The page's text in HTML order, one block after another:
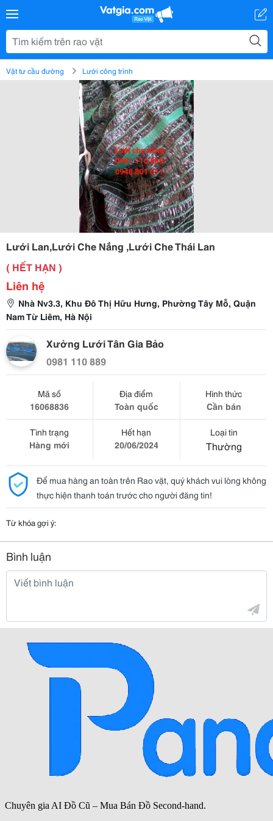
Vật tư cầu đường Lưới công trình
Lưới Lan,Lưới Che Nắng ,Lưới Che Thái Lan
( HẾT HẠN )
Liên hệ
Nhà Nv3.3, Khu Đô Thị Hữu Hưng, Phường Tây Mỗ, Quận
Nam Từ Liêm, Hà Nội
Xưởng Lưới Tân Gia Bảo
0981 110 889
Mã số
16068836
Địa điểm
Toàn quốc
Hình thức
Cần bán
Tình trạng
Hàng mới
Hết hạn
20/06/2024
Loại tin
Thường
Để mua hàng an toàn trên Rao vặt, quý khách vui lòng không
thực hiện thanh toán trước cho người đăng tin!
Từ khóa gợi ý:
Bình luận